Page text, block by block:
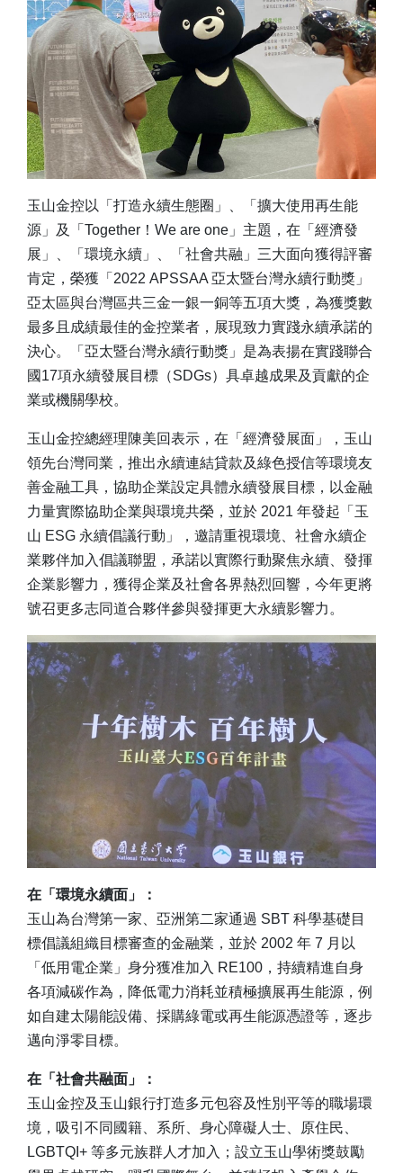
玉山金控以「打造永續生態圈」、「擴大使用再生能
源」及「Together！We are one」主題，在「經濟發
展」、「環境永續」、「社會共融」三大面向獲得評審
肯定，榮獲「2022 APSSAA 亞太暨台灣永續行動獎」
亞太區與台灣區共三金一銀一銅等五項大獎，為獲獎數
最多且成績最佳的金控業者，展現致力實踐永續承諾的
決心。
「亞太暨台灣永續行動獎」是為表揚在實踐聯合
國17項永續發展目標（SDGs）具卓越成果及貢獻的企
業或機關學校。
玉山金控總經理陳美回表示，在「經濟發展面」，玉山
領先台灣同業，推出永續連結貸款及綠色授信等環境友
善金融工具，協助企業設定具體永續發展目標，以金融
力量實際協助企業與環境共榮，並於 2021 年發起「玉
山 ESG 永續倡議行動」，邀請重視環境、社會永續企
業夥伴加入倡議聯盟，承諾以實際行動聚焦永續、發揮
企業影響力，獲得企業及社會各界熱烈回響，今年更將
號召更多志同道合夥伴參與發揮更大永續影響力。
在「環境永續面」：
玉山為台灣第一家、亞洲第二家通過 SBT 科學基礎目
標倡議組織目標審查的金融業，並於 2002 年 7 月以
「低用電企業」身分獲准加入 RE100，持續精進自身
各項減碳作為，降低電力消耗並積極擴展再生能源，例
如自建太陽能設備、採購綠電或再生能源憑證等，逐步
邁向淨零目標。
在「社會共融面」：
玉山金控及玉山銀行打造多元包容及性別平等的職場環
境，吸引不同國籍、系所、身心障礙人士、原住民、
LGBTQI+ 等多元族群人才加入；設立玉山學術獎鼓勵